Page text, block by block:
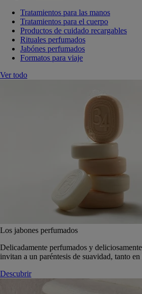
Tratamientos para las manos
Tratamientos para el cuerpo
Productos de cuidado recargables
Rituales perfumados
Jabónes perfumados
Formatos para viaje
Ver todo
Los jabones perfumados
Delicadamente perfumados y
invitan a un paréntesis de suavidad, tanto
Descubrir